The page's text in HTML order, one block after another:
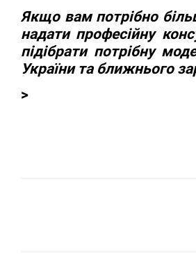
Якщо вам потрібно
надати професійну
підібрати потрібну
України та ближнього
>